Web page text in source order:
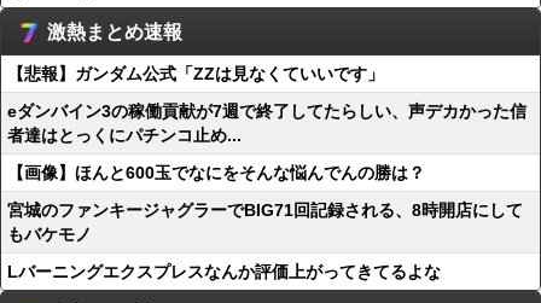
激熱まとめ速報
【悲報】ガンダム公式「ZZは見なくていいです」
eダンバイン3の稼働貢献が7週で終了してたらしい、声デカかった信
者達はとっくにパチンコ止め...
【画像】ほんと600玉でなにをそんな悩んでんの勝は？
宮城のファンキージャグラーでBIG71回記録される、8時開店にして
もバケモノ
Lバーニングエクスプレスなんか評価上がってきてるよな